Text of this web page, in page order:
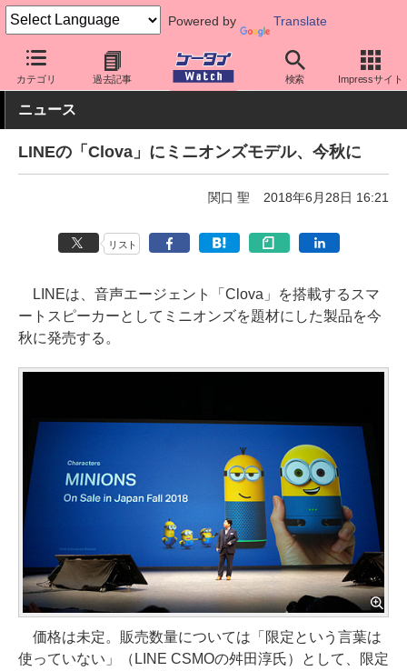
Powered by Translate
カテゴリ 過去記事 検索 Impressサイト
ケータイ Watch 最新技術/その他 AI
ニュース
LINEの「Clova」にミニオンズモデル、今秋に
関口 聖 2018年6月28日 16:21
リスト
LINEは、音声エージェント「Clova」を搭載するスマ
ートスピーカーとしてミニオンズを題材にした製品を今
秋に発売する。
価格は未定。販売数量については「限定という言葉は
使っていない」（LINE CSMOの舛田淳氏）として、限定